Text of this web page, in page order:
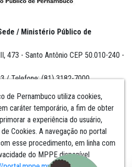
de Pernambuco utiliza cookies,
caráter temporário, a fim de obter
a experiência do usuário,
Cookies. A navegação no portal
esse procedimento, em linha com
do MPPE disponível
/ Ministério Público de
473 - Santo Antônio CEP 50.010-240 -
/ Telefone: (81) 3182-7000